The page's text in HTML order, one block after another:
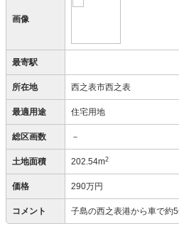
画像
最寄駅
所在地 西之表市西之表
最適用途 住宅用地
総区画数 －
土地面積 202.54m2
価格 290万円
コメント 子島の西之表港から車で約